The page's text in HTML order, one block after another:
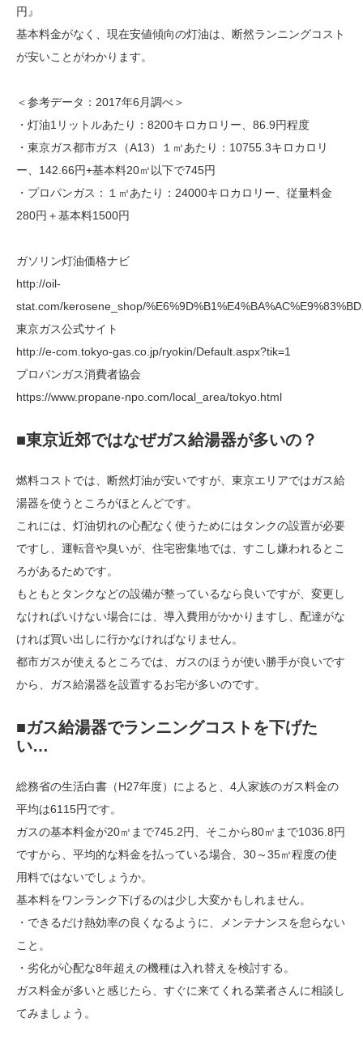
円』
基本料金がなく、現在安値傾向の灯油は、断然ランニングコスト
が安いことがわかります。
＜参考データ：2017年6月調べ＞
・灯油1リットルあたり：8200キロカロリー、86.9円程度
・東京ガス都市ガス（A13）１㎥あたり：10755.3キロカロリ
ー、142.66円+基本料20㎥以下で745円
・プロパンガス：１㎥あたり：24000キロカロリー、従量料金
280円＋基本料1500円
ガソリン灯油価格ナビ
http://oil-
stat.com/kerosene_shop/
東京ガス公式サイト
http://e-com.tokyo-gas.co.jp/ryokin/Default.aspx?tik=1
プロパンガス消費者協会
https://www.propane-npo.com/local_area/tokyo.html
■東京近郊ではなぜガス給湯器が多いの？
燃料コストでは、断然灯油が安いですが、東京エリアではガス給
湯器を使うところがほとんどです。
これには、灯油切れの心配なく使うためにはタンクの設置が必要
ですし、運転音や臭いが、住宅密集地では、すこし嫌われるとこ
ろがあるためです。
もともとタンクなどの設備が整っているなら良いですが、変更し
なければいけない場合には、導入費用がかかりますし、配達がな
ければ買い出しに行かなければなりません。
都市ガスが使えるところでは、ガスのほうが使い勝手が良いです
から、ガス給湯器を設置するお宅が多いのです。
■ガス給湯器でランニングコストを下げた
い…
総務省の生活白書（H27年度）によると、4人家族のガス料金の
平均は6115円です。
ガスの基本料金が20㎥まで745.2円、そこから80㎥まで1036.8円
ですから、平均的な料金を払っている場合、30～35㎥程度の使
用料ではないでしょうか。
基本料をワンランク下げるのは少し大変かもしれません。
・できるだけ熱効率の良くなるように、メンテナンスを怠らない
こと。
・劣化が心配な8年超えの機種は入れ替えを検討する。
ガス料金が多いと感じたら、すぐに来てくれる業者さんに相談し
てみましょう。